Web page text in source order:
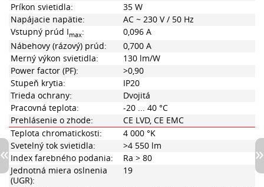
Príkon svietidla:
35 W
Napájacie napätie:
AC ~ 230 V / 50 Hz
Vstupný prúd Imax:
0,096 A
Nábehovy (rázový) prúd:
0,700 A
Merný výkon svietidla:
130 lm/W
Power factor (PF):
>0,90
Stupeň krytia:
IP20
Trieda ochrany:
Dvojitá
Pracovná teplota:
-20 ... 40 °C
Prehlásenie o zhode:
CE LVD, CE EMC
Teplota chromatickosti:
4 000 °K
Svetelný tok svietidla:
>4 550 lm
Index farebného podania:
Ra > 80
Jednotná miera oslnenia
(UGR):
19